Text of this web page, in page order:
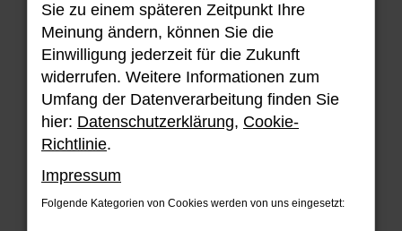
Unser aktuellen Bestand an Hyundai
Fahrzeugen.
Fehler: Network Error
Hier sind ein paar Tipps, die dir helfen
können:
Sie zu einem späteren Zeitpunkt Ihre
Meinung ändern, können Sie die
Einwilligung jederzeit für die Zukunft
widerrufen. Weitere Informationen zum
Umfang der Datenverarbeitung finden Sie
hier: Datenschutzerklärung, Cookie-
Richtlinie.
Impressum
Folgende Kategorien von Cookies werden von uns eingesetzt: